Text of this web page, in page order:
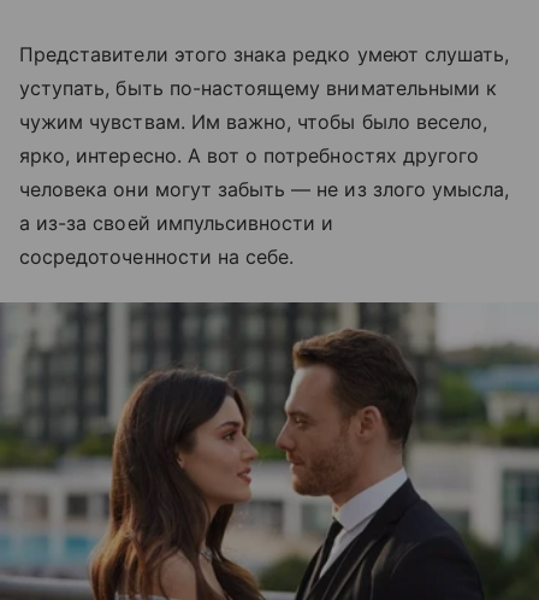
Представители этого знака редко умеют слушать,
уступать, быть по-настоящему внимательными к
чужим чувствам. Им важно, чтобы было весело,
ярко, интересно. А вот о потребностях другого
человека они могут забыть — не из злого умысла,
а из-за своей импульсивности и
сосредоточенности на себе.